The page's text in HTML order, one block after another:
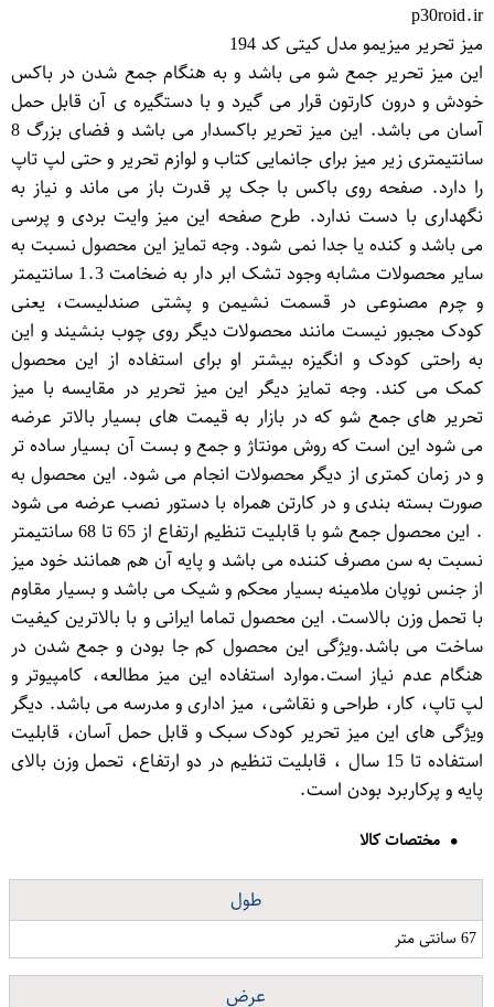
p30roid.ir
میز تحریر میزیمو مدل کیتی کد 194
این میز تحریر جمع شو می باشد و به هنگام جمع شدن در باکس
خودش و درون کارتون قرار می گیرد و با دستگیره ی آن قابل حمل
آسان می باشد. این میز تحریر باکسدار می باشد و فضای بزرگ 8
سانتیمتری زیر میز برای جانمایی کتاب و لوازم تحریر و حتی لپ تاپ
را دارد. صفحه روی باکس با جک پر قدرت باز می ماند و نیاز به
نگهداری با دست ندارد. طرح صفحه این میز وایت بردی و پرسی
می باشد و کنده یا جدا نمی شود. وجه تمایز این محصول نسبت به
سایر محصولات مشابه وجود تشک ابر دار به ضخامت 1.3 سانتیمتر
و چرم مصنوعی در قسمت نشیمن و پشتی صندلیست، یعنی
کودک مجبور نیست مانند محصولات دیگر روی چوب بنشیند و این
به راحتی کودک و انگیزه بیشتر او برای استفاده از این محصول
کمک می کند. وجه تمایز دیگر این میز تحریر در مقایسه با میز
تحریر های جمع شو که در بازار به قیمت های بسیار بالاتر عرضه
می شود این است که روش مونتاژ و جمع و بست آن بسیار ساده تر
و در زمان کمتری از دیگر محصولات انجام می شود. این محصول به
صورت بسته بندی و در کارتن همراه با دستور نصب عرضه می شود
. این محصول جمع شو با قابلیت تنظیم ارتفاع از 65 تا 68 سانتیمتر
نسبت به سن مصرف کننده می باشد و پایه آن هم همانند خود میز
از جنس نوپان ملامینه بسیار محکم و شیک می باشد و بسیار مقاوم
با تحمل وزن بالاست. این محصول تماما ایرانی و با بالاترین کیفیت
ساخت می باشد.ویژگی این محصول کم جا بودن و جمع شدن در
هنگام عدم نیاز است.موارد استفاده این میز مطالعه، کامپیوتر و
لپ تاپ، کار، طراحی و نقاشی، میز اداری و مدرسه می باشد. دیگر
ویژگی های این میز تحریر کودک سبک و قابل حمل آسان، قابلیت
استفاده تا 15 سال ، قابلیت تنظیم در دو ارتفاع، تحمل وزن بالای
پایه و پرکاربرد بودن است.
مختصات کالا
طول
67 سانتی متر
عرض